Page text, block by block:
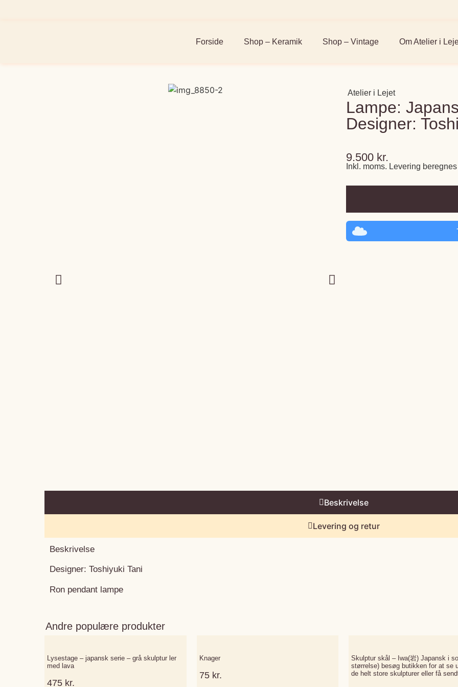
Forside Shop – Keramik Shop – Vintage Om Atelier i
Atelier i Lejet
Lampe:
Designer:
9.500 kr.
Inkl. moms. Levering
Beskrivelse
Levering og retur
Beskrivelse
Designer: Toshiyuki Tani
Ron pendant lampe
Andre populære produkter
Lysestage – japansk serie – grå skulptur ler
med lava
475 kr.
Knager
75 kr.
Skulptur skål – Iwa(岩) Japansk i
størrelse) besøg butikken for at se
de helt store skulpturer eller få